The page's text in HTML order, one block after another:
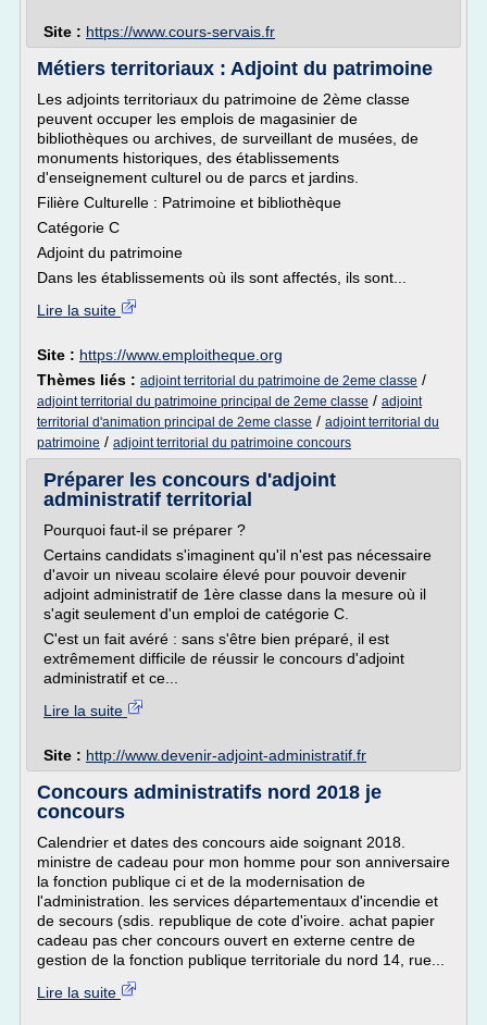
Site : https://www.cours-servais.fr
Métiers territoriaux : Adjoint du patrimoine
Les adjoints territoriaux du patrimoine de 2ème classe
peuvent occuper les emplois de magasinier de
bibliothèques ou archives, de surveillant de musées, de
monuments historiques, des établissements
d'enseignement culturel ou de parcs et jardins.
Filière Culturelle : Patrimoine et bibliothèque
Catégorie C
Adjoint du patrimoine
Dans les établissements où ils sont affectés, ils sont...
Lire la suite
Site : https://www.emploitheque.org
Thèmes liés : adjoint territorial du patrimoine de 2eme classe /
adjoint territorial du patrimoine principal de 2eme classe / adjoint
territorial d'animation principal de 2eme classe / adjoint territorial du
patrimoine / adjoint territorial du patrimoine concours
Préparer les concours d'adjoint
administratif territorial
Pourquoi faut-il se préparer ?
Certains candidats s'imaginent qu'il n'est pas nécessaire
d'avoir un niveau scolaire élevé pour pouvoir devenir
adjoint administratif de 1ère classe dans la mesure où il
s'agit seulement d'un emploi de catégorie C.
C'est un fait avéré : sans s'être bien préparé, il est
extrêmement difficile de réussir le concours d'adjoint
administratif et ce...
Lire la suite
Site : http://www.devenir-adjoint-administratif.fr
Concours administratifs nord 2018 je
concours
Calendrier et dates des concours aide soignant 2018.
ministre de cadeau pour mon homme pour son anniversaire
la fonction publique ci et de la modernisation de
l'administration. les services départementaux d'incendie et
de secours (sdis. republique de cote d'ivoire. achat papier
cadeau pas cher concours ouvert en externe centre de
gestion de la fonction publique territoriale du nord 14, rue...
Lire la suite